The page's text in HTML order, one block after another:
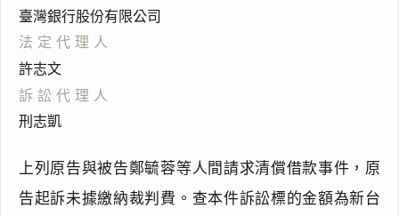
臺灣銀行股份有限公司
法定代理人
許志文
訴訟代理人
刑志凱
上列原告與被告鄭毓蓉等人間請求清償借款事件，原
告起訴未據繳納裁判費。查本件訴訟標的金額為新台